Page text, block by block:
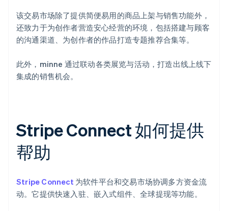
该交易市场除了提供简便易用的商品上架与销售功能外，
还致力于为创作者营造安心经营的环境，包括搭建与顾客
的沟通渠道、为创作者的作品打造专题推荐合集等。
此外，minne 通过联动各类展览与活动，打造出线上线下
集成的销售机会。
Stripe Connect 如何提供
帮助
Stripe Connect 为软件平台和交易市场协调多方资金流
动。它提供快速入驻、嵌入式组件、全球提现等功能。